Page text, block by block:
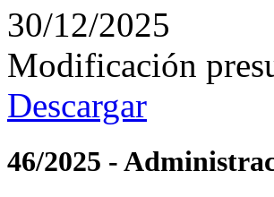
30/12/2025
Modificación
Descargar
46/2025 -